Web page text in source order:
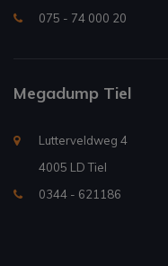
075 - 74 000 20
Megadump Tiel
Lutterveldweg 4
4005 LD Tiel
0344 - 621186